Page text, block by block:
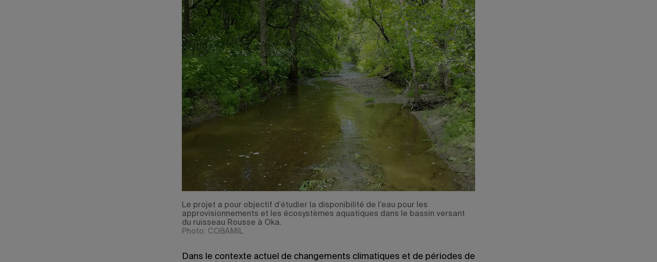
Le projet a pour objectif d’étudier la disponibilité de l’eau pour les
approvisionnements et les écosystèmes aquatiques dans le bassin versant
du ruisseau Rousse à Oka.
Photo: COBAMIL
Dans le contexte actuel de changements climatiques et de périodes de